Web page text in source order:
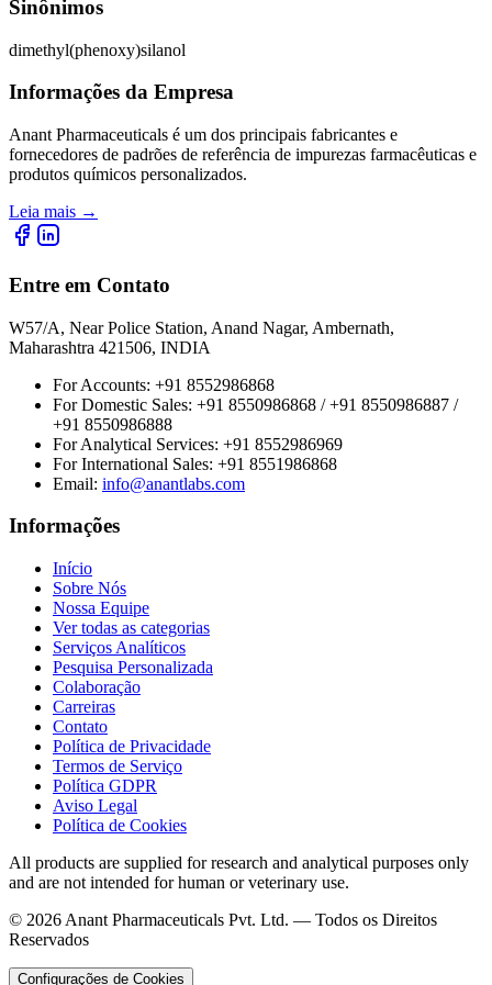
Sinônimos
dimethyl(phenoxy)silanol
Informações da Empresa
Anant Pharmaceuticals é um dos principais fabricantes e
fornecedores de padrões de referência de impurezas farmacêuticas e
produtos químicos personalizados.
Leia mais →
Entre em Contato
W57/A, Near Police Station, Anand Nagar, Ambernath,
Maharashtra 421506, INDIA
For Accounts: +91 8552986868
For Domestic Sales: +91 8550986868 / +91 8550986887 /
+91 8550986888
For Analytical Services: +91 8552986969
For International Sales: +91 8551986868
Email: info@anantlabs.com
Informações
Início
Sobre Nós
Nossa Equipe
Ver todas as categorias
Serviços Analíticos
Pesquisa Personalizada
Colaboração
Carreiras
Contato
Política de Privacidade
Termos de Serviço
Política GDPR
Aviso Legal
Política de Cookies
All products are supplied for research and analytical purposes only
and are not intended for human or veterinary use.
© 2026 Anant Pharmaceuticals Pvt. Ltd. — Todos os Direitos
Reservados
Configurações de Cookies